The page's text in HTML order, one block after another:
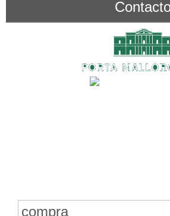
compra